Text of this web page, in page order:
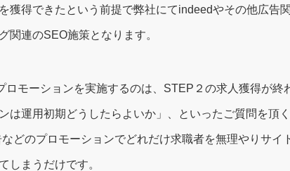
獲得できたという前提で弊社にてindeedやその他広
関連のSEO施策となります。
ロモーションを実施するのは、STEP２の求人獲得が
は運用初期どうしたらよいか」、といったご質問を
どのプロモーションでどれだけ求職者を無理やりサ
しまうだけです。